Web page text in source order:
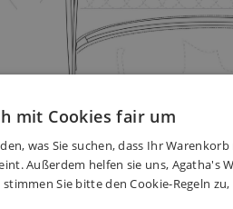
mit Cookies fair um
was Sie suchen, dass Ihr
Außerdem helfen sie uns, Agatha's
Sie bitte den Cookie-Regeln